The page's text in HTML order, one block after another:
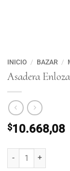
INICIO / BAZAR /
Asadera
$10.668,08